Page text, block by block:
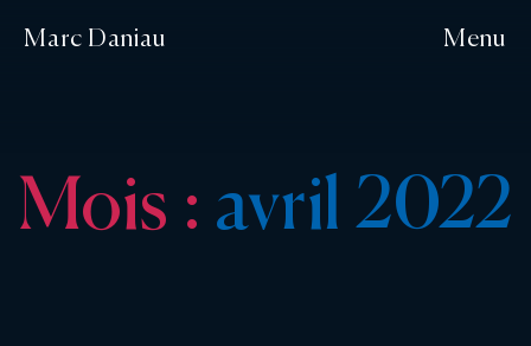
Marc Daniau Menu
Mois : avril 2022